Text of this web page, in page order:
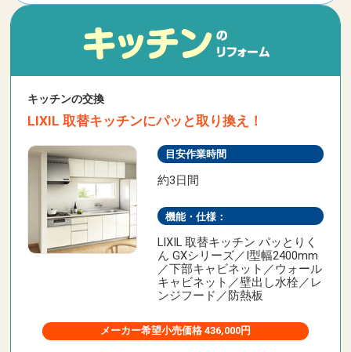
キッチンの交換
LIXIL 取替キッチンにパッと取り換え！
目安作業時間
約3日間
機能・仕様：
LIXIL 取替キッチン パッとりく
ん GXシリーズ／I型幅2400mm
／下部キャビネット／ウォール
キャビネット／壁出し水栓／レ
ンジフード／防熱板
メーカー希望小売価格 436,000円